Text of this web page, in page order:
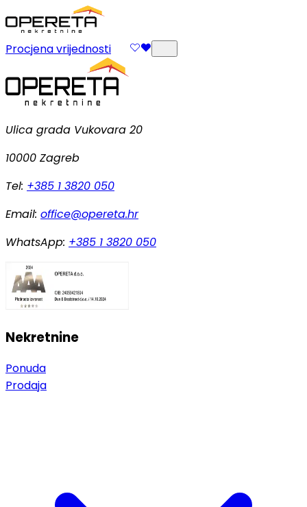
Procjena vrijednosti
Ulica grada Vukovara 20
10000 Zagreb
Tel: +385 1 3820 050
Email: office@opereta.hr
WhatsApp: +385 1 3820 050
Nekretnine
Ponuda
Prodaja